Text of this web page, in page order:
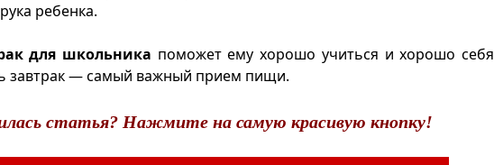
ребенка.
для школьника поможет ему хорошо учиться и хорошо себя
завтрак — самый важный прием пищи.
статья? Нажмите на самую красивую кнопку!